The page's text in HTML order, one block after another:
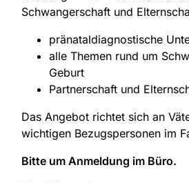
Schwangerschaft und
pränataldiagnostische
alle Themen rund um
Geburt
Partnerschaft und
Das Angebot richtet sich an
wichtigen Bezugspersonen im
Bitte um Anmeldung im Büro.